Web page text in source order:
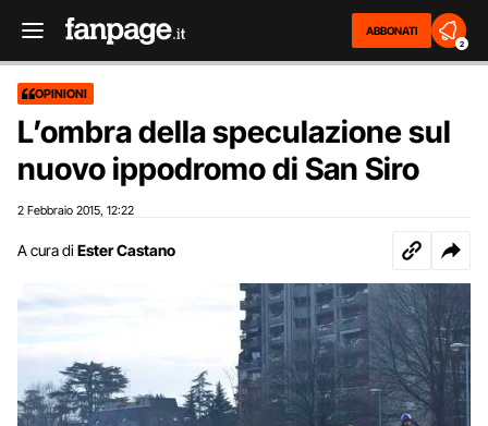
ABBONATI
2
OPINIONI
L’ombra della speculazione sul
nuovo ippodromo di San Siro
2 Febbraio 2015 12:22
A cura di Ester Castano